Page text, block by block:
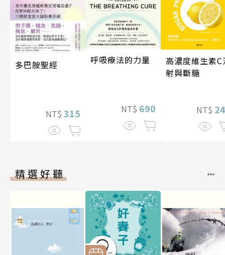
多巴胺聖經
NT$ 315
呼吸療法的力量
NT$ 690
高濃度維生素C
射與斷糖
NT$
精選好聽